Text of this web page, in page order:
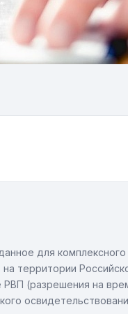
для комплексного
территории
(разрешения на